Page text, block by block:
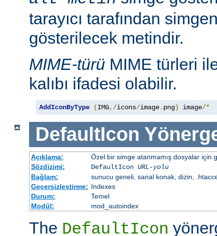
tarayıcı tarafından
gösterilecek metindir.
MIME-türü MIME türleri
kalıbı ifadesi olabilir.
AddIconByType (IMG,/icons/image. png) image/*
DefaultIcon
Açıklama:
Özel bir simge atanmamış dosyalar için
Sözdizimi:
DefaultIcon URL-yolu
Bağlam:
sunucu geneli, sanal konak, dizin,
Geçersizleştirme: Indexes
Durum:
Temel
Modül:
mod_autoindex
The DefaultIcon